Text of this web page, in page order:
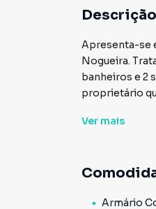
Descrição
Apresenta-se
Nogueira.
banheiros e 2
proprietário
A casa possui
relação
As duas
Ver mais
Armário